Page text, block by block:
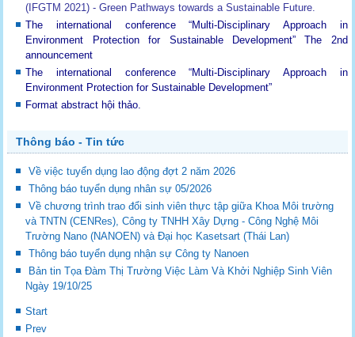
(IFGTM 2021) - Green Pathways towards a Sustainable Future.
The international conference “Multi-Disciplinary Approach in
Environment Protection for Sustainable Development”The 2nd
announcement
The international conference “Multi-Disciplinary Approach in
Environment Protection for Sustainable Development”
Format abstract hội thảo.
Thông báo - Tin tức
Về việc tuyển dụng lao động đợt 2 năm 2026
Thông báo tuyển dụng nhân sự 05/2026
Về chương trình trao đổi sinh viên thực tập giữa Khoa Môi trường
và TNTN (CENRes), Công ty TNHH Xây Dựng - Công Nghệ Môi
Trường Nano (NANOEN) và Đại học Kasetsart (Thái Lan)
Thông báo tuyển dụng nhận sự Công ty Nanoen
Bản tin Tọa Đàm Thị Trường Việc Làm Và Khởi Nghiệp Sinh Viên
Ngày 19/10/25
Start
Prev